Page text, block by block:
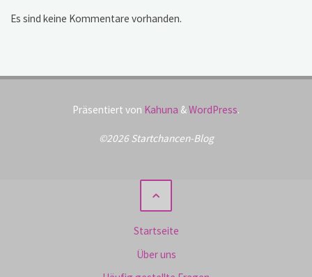
Es sind keine Kommentare vorhanden.
Präsentiert von Kahuna &WordPress.
©2026 Startchancen-Blog
Startseite
Über uns